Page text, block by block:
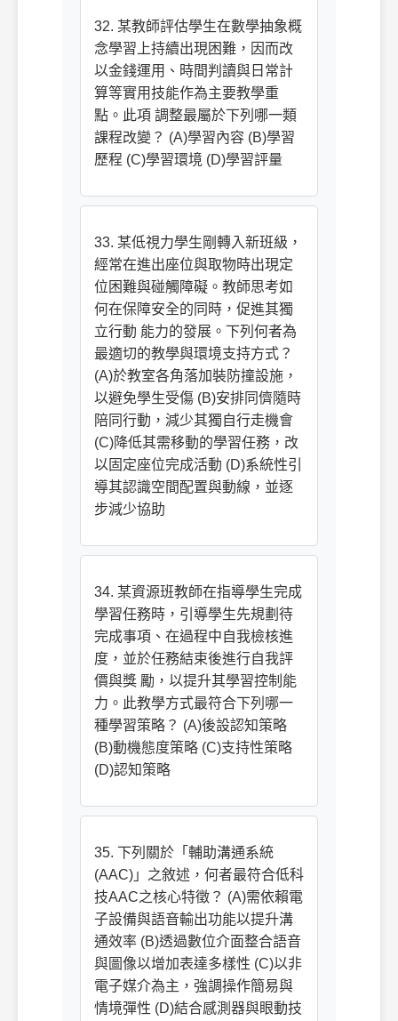
32. 某教師評估學生在數學抽象概
念學習上持續出現困難，因而改
以金錢運用、時間判讀與日常計
算等實用技能作為主要教學重
點。此項 調整最屬於下列哪一類
課程改變？ (A)學習內容 (B)學習
歷程 (C)學習環境 (D)學習評量
33. 某低視力學生剛轉入新班級，
經常在進出座位與取物時出現定
位困難與碰觸障礙。教師思考如
何在保障安全的同時，促進其獨
立行動 能力的發展。下列何者為
最適切的教學與環境支持方式？
(A)於教室各角落加裝防撞設施，
以避免學生受傷 (B)安排同儕隨時
陪同行動，減少其獨自行走機會
(C)降低其需移動的學習任務，改
以固定座位完成活動 (D)系統性引
導其認識空間配置與動線，並逐
步減少協助
34. 某資源班教師在指導學生完成
學習任務時，引導學生先規劃待
完成事項、在過程中自我檢核進
度，並於任務結束後進行自我評
價與獎 勵，以提升其學習控制能
力。此教學方式最符合下列哪一
種學習策略？ (A)後設認知策略
(B)動機態度策略 (C)支持性策略
(D)認知策略
35. 下列關於「輔助溝通系統
(AAC)」之敘述，何者最符合低科
技AAC之核心特徵？ (A)需依賴電
子設備與語音輸出功能以提升溝
通效率 (B)透過數位介面整合語音
與圖像以增加表達多樣性 (C)以非
電子媒介為主，強調操作簡易與
情境彈性 (D)結合感測器與眼動技